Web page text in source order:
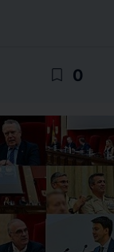
bookmark_border 0